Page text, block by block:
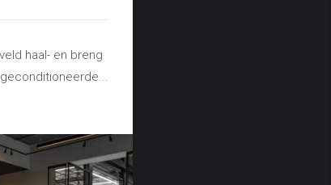
haal- en breng